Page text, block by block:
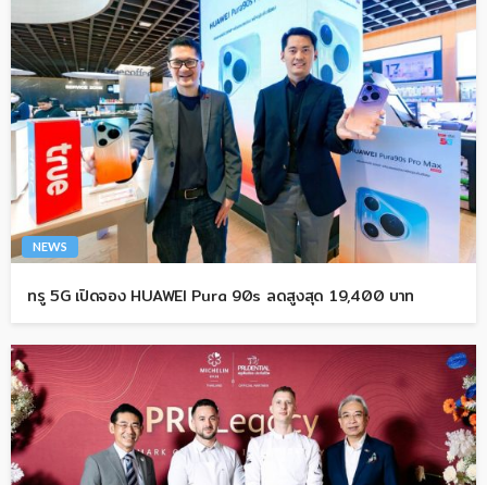
NEWS
ทรู 5G เปิดจอง HUAWEI Pura 90s ลดสูงสุด 19,400 บาท